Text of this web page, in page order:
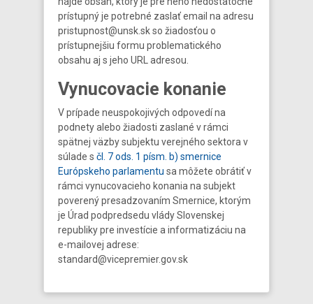
prístupný je potrebné zaslať email na adresu
pristupnost@unsk.sk so žiadosťou o
prístupnejšiu formu problematického
obsahu aj s jeho URL adresou.
Vynucovacie konanie
V prípade neuspokojivých odpovedí na
podnety alebo žiadosti zaslané v rámci
spätnej väzby subjektu verejného sektora v
súlade s čl. 7 ods. 1 písm. b) smernice
Európskeho parlamentu sa môžete obrátiť v
rámci vynucovacieho konania na subjekt
poverený presadzovaním Smernice, ktorým
je Úrad podpredsedu vlády Slovenskej
republiky pre investície a informatizáciu na
e-mailovej adrese:
standard@vicepremier.gov.sk